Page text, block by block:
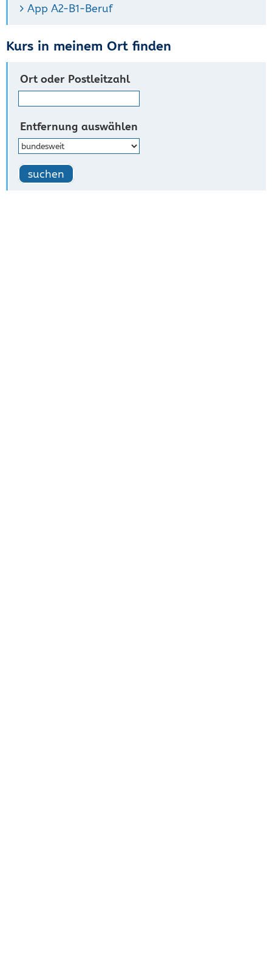
App A2-B1-Beruf
Kurs in meinem Ort finden
Ort oder Postleitzahl
Entfernung auswählen
suchen